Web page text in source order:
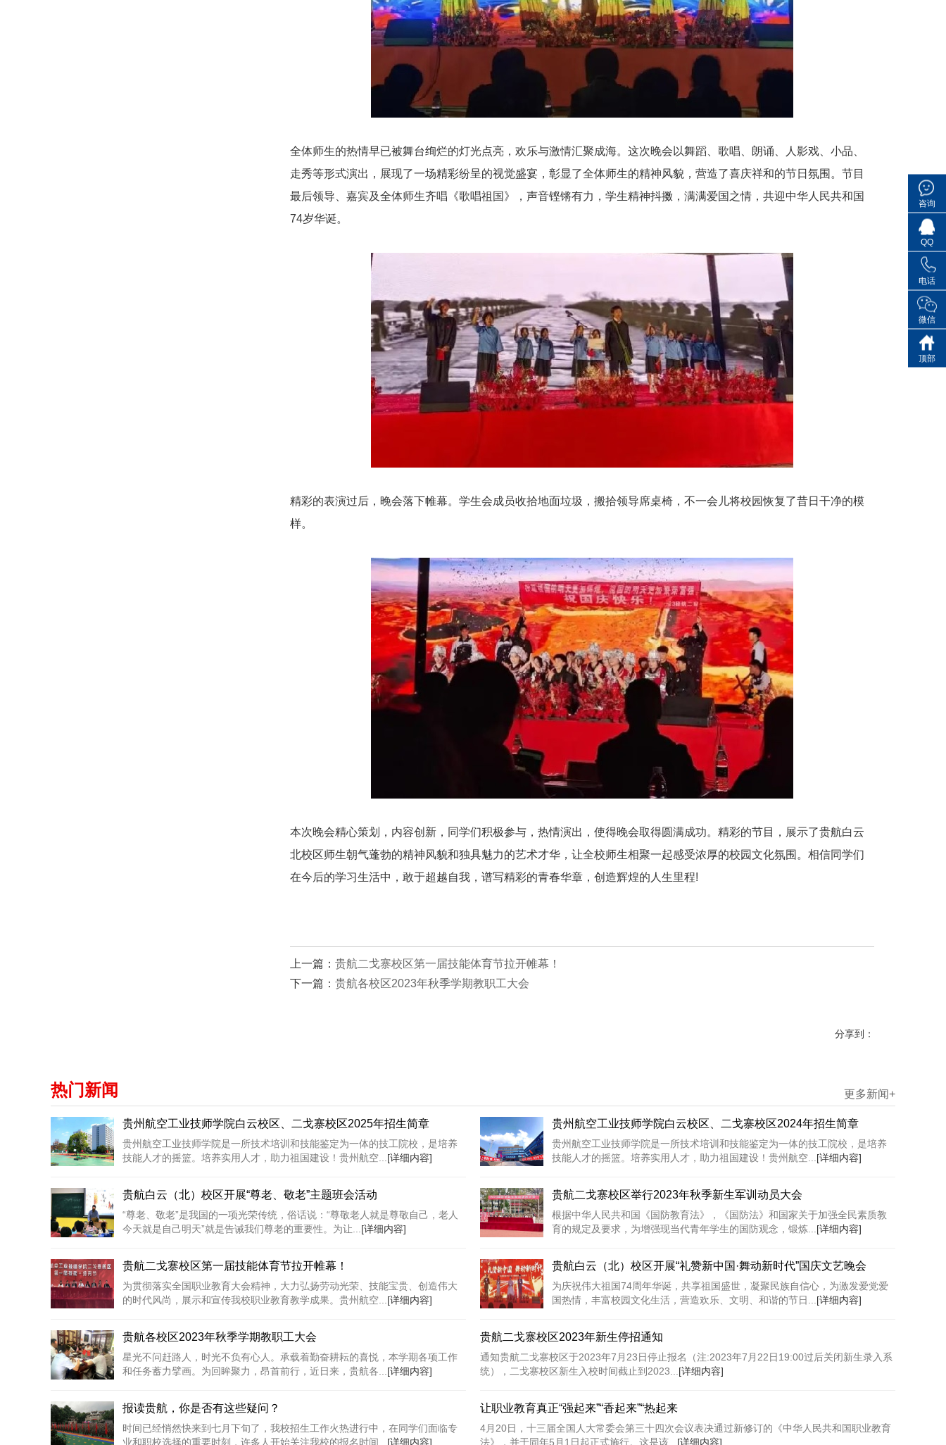
全体师生的热情早已被舞台绚烂的灯光点亮，欢乐与激情汇聚成海。这次晚会以舞蹈、歌唱、朗诵、人影戏、小品、
走秀等形式演出，展现了一场精彩纷呈的视觉盛宴，彰显了全体师生的精神风貌，营造了喜庆祥和的节日氛围。节目
最后领导、嘉宾及全体师生齐唱《歌唱祖国》，声音铿锵有力，学生精神抖擞，满满爱国之情，共迎中华人民共和国
74岁华诞。
精彩的表演过后，晚会落下帷幕。学生会成员收拾地面垃圾，搬拾领导席桌椅，不一会儿将校园恢复了昔日干净的模
样。
本次晚会精心策划，内容创新，同学们积极参与，热情演出，使得晚会取得圆满成功。精彩的节目，展示了贵航白云
北校区师生朝气蓬勃的精神风貌和独具魅力的艺术才华，让全校师生相聚一起感受浓厚的校园文化氛围。相信同学们
在今后的学习生活中，敢于超越自我，谱写精彩的青春华章，创造辉煌的人生里程!
上一篇： 贵航二戈寨校区第一届技能体育节拉开帷幕！
下一篇： 贵航各校区2023年秋季学期教职工大会
分享到：
热门新闻 更多新闻+
贵州航空工业技师学院白云校区、二戈寨校区2025年招生简章
贵州航空工业技师学院是一所技术培训和技能鉴定为一体的技工院校，是培养
技能人才的摇篮。培养实用人才，助力祖国建设！贵州航空... [详细内容]
贵州航空工业技师学院白云校区、二戈寨校区2024年招生简章
贵州航空工业技师学院是一所技术培训和技能鉴定为一体的技工院校，是培养
技能人才的摇篮。培养实用人才，助力祖国建设！贵州航空... [详细内容]
贵航白云（北）校区开展“尊老、敬老”主题班会活动
“尊老、敬老”是我国的一项光荣传统，俗话说：“尊敬老人就是尊敬自己，老人
今天就是自己明天”就是告诫我们尊老的重要性。为让... [详细内容]
贵航二戈寨校区举行2023年秋季新生军训动员大会
根据中华人民共和国《国防教育法》，《国防法》和国家关于加强全民素质教
育的规定及要求，为增强现当代青年学生的国防观念，锻炼... [详细内容]
贵航二戈寨校区第一届技能体育节拉开帷幕！
为贯彻落实全国职业教育大会精神，大力弘扬劳动光荣、技能宝贵、创造伟大
的时代风尚，展示和宣传我校职业教育教学成果。贵州航空... [详细内容]
贵航白云（北）校区开展“礼赞新中国·舞动新时代”国庆文艺晚会
为庆祝伟大祖国74周年华诞，共享祖国盛世，凝聚民族自信心，为激发爱党爱
国热情，丰富校园文化生活，营造欢乐、文明、和谐的节日... [详细内容]
贵航各校区2023年秋季学期教职工大会
星光不问赶路人，时光不负有心人。承载着勤奋耕耘的喜悦，本学期各项工作
和任务蓄力擘画。为回眸聚力，昂首前行，近日来，贵航各... [详细内容]
贵航二戈寨校区2023年新生停招通知
通知贵航二戈寨校区于2023年7月23日停止报名（注:2023年7月22日19:00过后关闭新生录入系
统），二戈寨校区新生入校时间截止到2023... [详细内容]
报读贵航，你是否有这些疑问？
时间已经悄然快来到七月下旬了，我校招生工作火热进行中，在同学们面临专
业和职校选择的重要时刻，许多人开始关注我校的报名时间... [详细内容]
让职业教育真正“强起来”“香起来”“热起来
4月20日，十三届全国人大常委会第三十四次会议表决通过新修订的《中华人民共和国职业教育
法》，并于同年5月1日起正式施行。这是该... [详细内容]
咨询
QQ
电话
微信
顶部